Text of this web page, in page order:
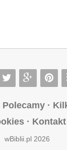
Polecamy·
· Kontakt
wBiblii.pl 2026